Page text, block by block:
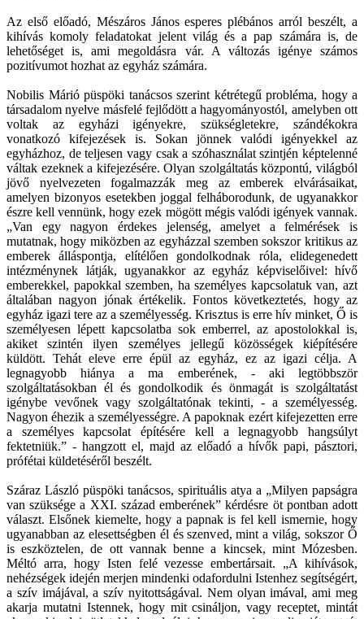
Az első előadó, Mészáros János esperes plébános arról beszélt, a
kihívás komoly feladatokat jelent világ és a pap számára is, de
lehetőséget is, ami megoldásra vár. A változás igénye számos
pozitívumot hozhat az egyház számára.
Nobilis Márió püspöki tanácsos szerint kétrétegű probléma, hogy a
társadalom nyelve másfelé fejlődött a hagyományostól, amelyben ott
voltak az egyházi igényekre, szükségletekre, szándékokra
vonatkozó kifejezések is. Sokan jönnek valódi igényekkel az
egyházhoz, de teljesen vagy csak a szóhasználat szintjén képtelenné
váltak ezeknek a kifejezésére. Olyan szolgáltatás központú, világból
jövő nyelvezeten fogalmazzák meg az emberek elvárásaikat,
amelyen bizonyos esetekben joggal felháborodunk, de ugyanakkor
észre kell vennünk, hogy ezek mögött mégis valódi igények vannak.
„Van egy nagyon érdekes jelenség, amelyet a felmérések is
mutatnak, hogy miközben az egyházzal szemben sokszor kritikus az
emberek álláspontja, elítélően gondolkodnak róla, elidegenedett
intézménynek látják, ugyanakkor az egyház képviselőivel: hívő
emberekkel, papokkal szemben, ha személyes kapcsolatuk van, azt
általában nagyon jónak értékelik. Fontos következtetés, hogy az
egyház igazi tere az a személyesség. Krisztus is erre hív minket, Ő is
személyesen lépett kapcsolatba sok emberrel, az apostolokkal is,
akiket szintén ilyen személyes jellegű közösségek kiépítésére
küldött. Tehát eleve erre épül az egyház, ez az igazi célja. A
legnagyobb hiánya a ma emberének, - aki legtöbbször
szolgáltatásokban él és gondolkodik és önmagát is szolgáltatást
igénybe vevőnek vagy szolgáltatónak tekinti, - a személyesség.
Nagyon éhezik a személyességre. A papoknak ezért kifejezetten erre
a személyes kapcsolat építésére kell a legnagyobb hangsúlyt
fektetniük.” - hangzott el, majd az előadó a hívők papi, pásztori,
prófétai küldetéséről beszélt.
Száraz László püspöki tanácsos, spirituális atya a „Milyen papságra
van szüksége a XXI. század emberének” kérdésre öt pontban adott
választ. Elsőnek kiemelte, hogy a papnak is fel kell ismernie, hogy
ugyanabban az elesettségben él és szenved, mint a világ, sokszor Ő
is eszköztelen, de ott vannak benne a kincsek, mint Mózesben.
Méltó arra, hogy Isten felé vezesse embertársait. „A kihívások,
nehézségek idején merjen mindenki odafordulni Istenhez segítségért,
a szív imájával, a szív nyitottságával. Nem olyan imával, ami meg
akarja mutatni Istennek, hogy mit csináljon, vagy receptet, mintát